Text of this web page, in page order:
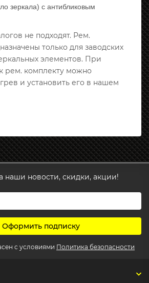
зеркала) с антибликовым
не подходят. Рем.
только для заводских
элементов. При
рем. комплекту можно
и установить его в нашем
наши новости, скидки, акции!
Оформить подписку
с условиями Политика безопасности